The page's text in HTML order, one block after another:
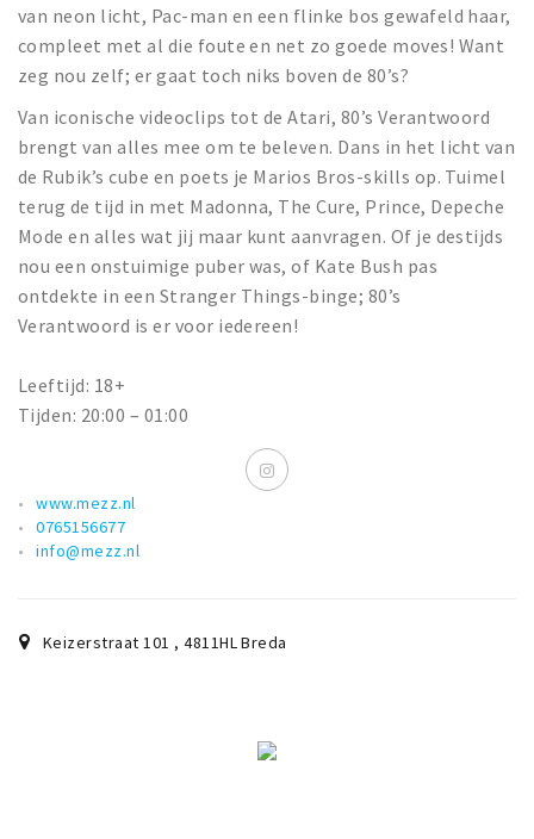
van neon licht, Pac-man en een flinke bos gewafeld haar,
compleet met al die foute en net zo goede moves! Want
zeg nou zelf; er gaat toch niks boven de 80’s?
Van iconische videoclips tot de Atari, 80’s Verantwoord
brengt van alles mee om te beleven. Dans in het licht van
de Rubik’s cube en poets je Marios Bros-skills op. Tuimel
terug de tijd in met Madonna, The Cure, Prince, Depeche
Mode en alles wat jij maar kunt aanvragen. Of je destijds
nou een onstuimige puber was, of Kate Bush pas
ontdekte in een Stranger Things-binge; 80’s
Verantwoord is er voor iedereen!
Leeftijd: 18+
Tijden: 20:00 – 01:00
www.mezz.nl
0765156677
info@mezz.nl
Keizerstraat 101 ,4811HLBreda